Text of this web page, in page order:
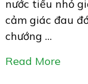
nước tiểu nhỏ
cảm giác đau
chướng …
Read More